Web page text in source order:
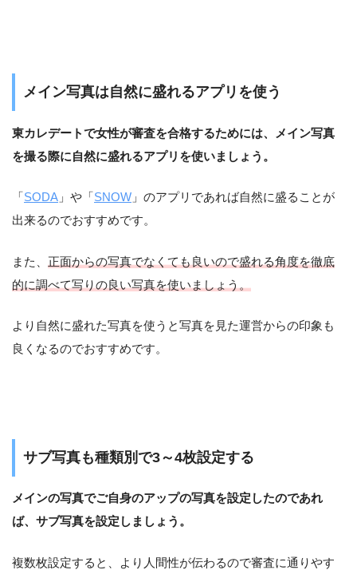
メイン写真は自然に盛れるアプリを使う
東カレデートで女性が審査を合格するためには、メイン写真
を撮る際に自然に盛れるアプリを使いましょう。
「SODA 」や「SNOW 」のアプリであれば自然に盛ることが
出来るのでおすすめです。
また、 正面からの写真でなくても良いので盛れる角度を徹底
的に調べて写りの良い写真を使いましょう。
より自然に盛れた写真を使うと写真を見た運営からの印象も
良くなるのでおすすめです。
サブ写真も種類別で3～4枚設定する
メインの写真でご自身のアップの写真を設定したのであれ
ば、サブ写真を設定しましょう。
複数枚設定すると、より人間性が伝わるので審査に通りやす